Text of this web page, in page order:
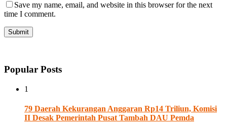
Save my name, email, and website in this browser for the next
time I comment.
Popular Posts
1
79 Daerah Kekurangan Anggaran Rp14 Triliun, Komisi
II Desak Pemerintah Pusat Tambah DAU Pemda